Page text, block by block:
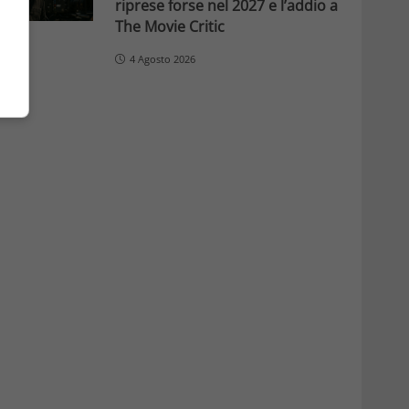
riprese forse nel 2027 e l’addio a
The Movie Critic
4 Agosto 2026